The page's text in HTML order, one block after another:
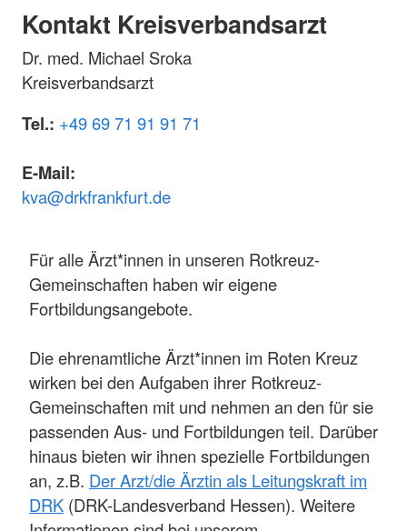
Kontakt Kreisverbandsarzt
Dr. med. Michael Sroka
Kreisverbandsarzt
Tel.: +49 69 71 91 91 71
E-Mail:
kva@drkfrankfurt.de
Für alle Ärzt*innen in unseren Rotkreuz-
Gemeinschaften haben wir eigene
Fortbildungsangebote.
Die ehrenamtliche Ärzt*innen im Roten Kreuz
wirken bei den Aufgaben ihrer Rotkreuz-
Gemeinschaften mit und nehmen an den für sie
passenden Aus- und Fortbildungen teil. Darüber
hinaus bieten wir ihnen spezielle Fortbildungen
an, z.B. Der Arzt/die Ärztin als Leitungskraft im
DRK (DRK-Landesverband Hessen). Weitere